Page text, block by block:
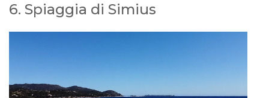
6. Spiaggia di Simius